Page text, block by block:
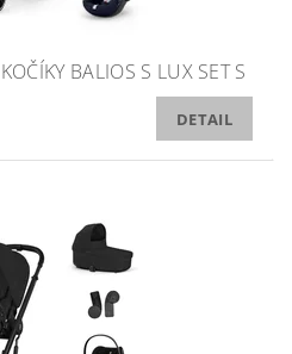
BALIOS S LUX SET S
DETAIL